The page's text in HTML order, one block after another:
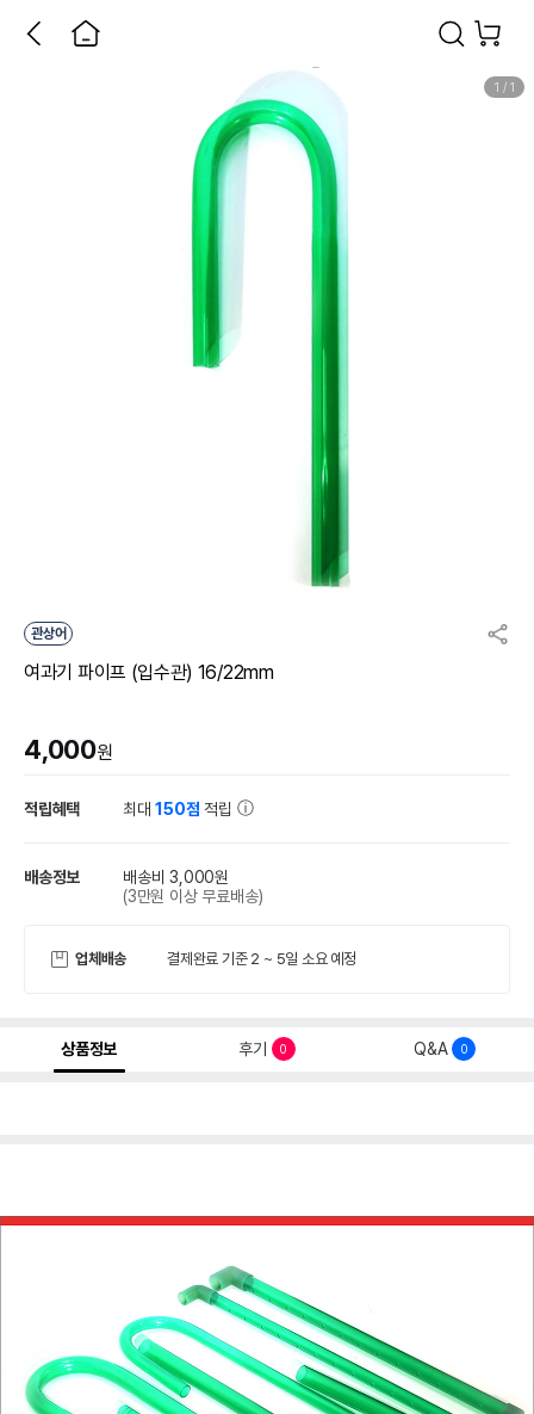
1 / 1
관상어
여과기 파이프 (입수관) 16/22mm
4,000원
적립혜택 최대150점 적립
배송정보
배송비 3,000원
(3만원 이상 무료배송)
업체배송 결제완료 기준 2 ~ 5일 소요 예정
상품정보 후기 0 Q&A 0